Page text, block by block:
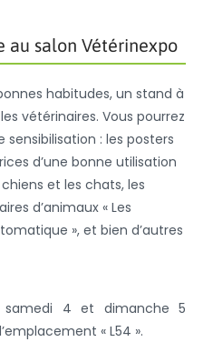
au salon Vétérinexpo
habitudes, un stand à
vétérinaires. Vous pourrez
: les posters
d’une bonne utilisation
et les chats, les
d’animaux « Les
», et bien d’autres
4 et dimanche 5
« L54 ».